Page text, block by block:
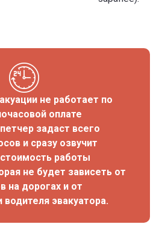
не работает по
оплате
задаст всего
и сразу озвучит
работы
не будет зависеть от
на дорогах и от
эвакуатора.